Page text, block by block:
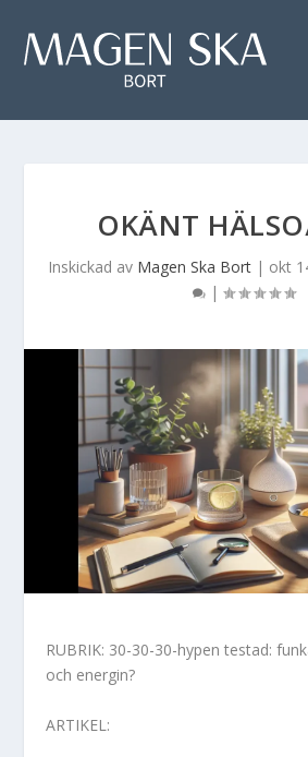
OKÄNT
Inskickad av Magen Ska Bort | okt
|
RUBRIK: 30-30-30-hypen testad:
och energin?
ARTIKEL: